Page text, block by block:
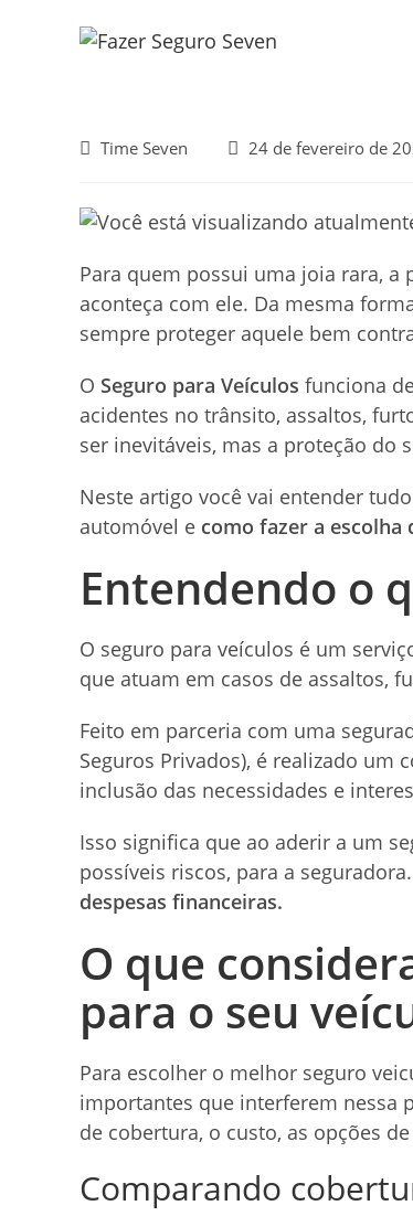
AutorTime Seven
Post24 de fevereiro de
Para quem possui uma joia rara, a
aconteça com ele. Da mesma
sempre proteger aquele bem
O Seguro para Veículos funciona
acidentes no trânsito, assaltos,
ser inevitáveis, mas a proteção do
Neste artigo você vai entender
automóvel e como fazer a
Entendendo o
O seguro para veículos é um
que atuam em casos de assaltos,
Feito em parceria com uma
Seguros Privados), é realizado um
inclusão das necessidades e
Isso significa que ao aderir a um
possíveis riscos, para a seguradora.
despesas financeiras.
O que
para o seu
Para escolher o melhor seguro
importantes que interferem nessa
de cobertura, o custo, as opções
Comparando